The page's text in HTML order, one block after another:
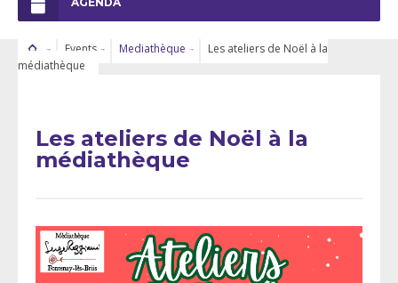
Events Mediathèque
Les ateliers de Noël à la
médiathèque
Les ateliers de Noël à la
médiathèque